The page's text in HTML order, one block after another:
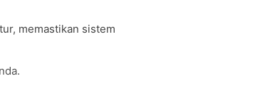
memastikan sistem